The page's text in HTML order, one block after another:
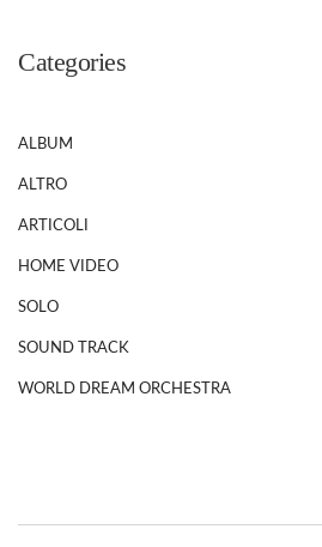
Categories
ALBUM
ALTRO
ARTICOLI
HOME VIDEO
SOLO
SOUND TRACK
WORLD DREAM ORCHESTRA